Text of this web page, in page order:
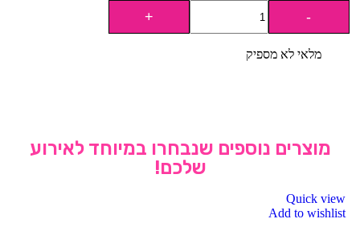
מלאי לא מספיק
מוצרים נוספים שנבחרו במיוחד לאירוע
שלכם!
Quick view
Add to wishlist